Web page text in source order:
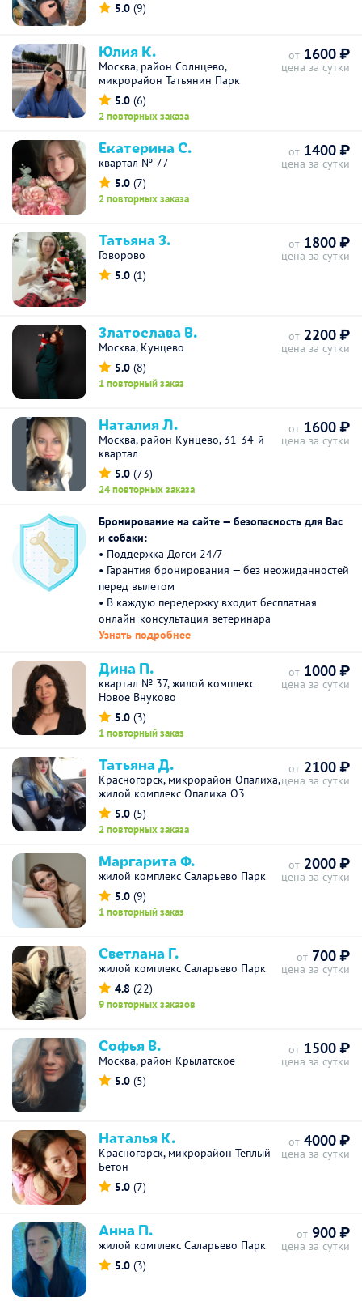
5.0 (9)
Юлия К.
Москва, район Солнцево,
микрорайон Татьянин Парк
5.0 (6)
2 повторных заказа
от 1600 ₽
цена за сутки
Екатерина С.
квартал № 77
5.0 (7)
2 повторных заказа
от 1400 ₽
цена за сутки
Татьяна З.
Говорово
5.0 (1)
от 1800 ₽
цена за сутки
Златослава В.
Москва, Кунцево
5.0 (8)
1 повторный заказ
от 2200 ₽
цена за сутки
Наталия Л.
Москва, район Кунцево, 31-34-й
квартал
5.0 (73)
24 повторных заказа
от 1600 ₽
цена за сутки
Бронирование на сайте — безопасность для Вас
и собаки:
• Поддержка Догси 24/7
• Гарантия бронирования — без неожиданностей
перед вылетом
• В каждую передержку входит бесплатная
онлайн-консультация ветеринара
Узнать подробнее
Дина П.
квартал № 37, жилой комплекс
Новое Внуково
5.0 (3)
1 повторный заказ
от 1000 ₽
цена за сутки
Татьяна Д.
Красногорск, микрорайон Опалиха,
жилой комплекс Опалиха О3
5.0 (5)
2 повторных заказа
от 2100 ₽
цена за сутки
Маргарита Ф.
жилой комплекс Саларьево Парк
5.0 (9)
1 повторный заказ
от 2000 ₽
цена за сутки
Светлана Г.
жилой комплекс Саларьево Парк
4.8 (22)
9 повторных заказов
от 700 ₽
цена за сутки
Софья В.
Москва, район Крылатское
5.0 (5)
от 1500 ₽
цена за сутки
Наталья К.
Красногорск, микрорайон Тёплый
Бетон
5.0 (7)
от 4000 ₽
цена за сутки
Анна П.
жилой комплекс Саларьево Парк
5.0 (3)
от 900 ₽
цена за сутки